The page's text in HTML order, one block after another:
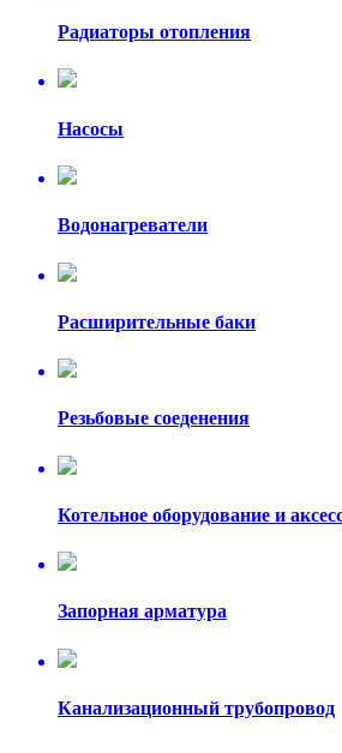
Радиаторы отопления
Насосы
Водонагреватели
Расширительные баки
Резьбовые соеденения
Котельное оборудование и
Запорная арматура
Канализационный трубопровод